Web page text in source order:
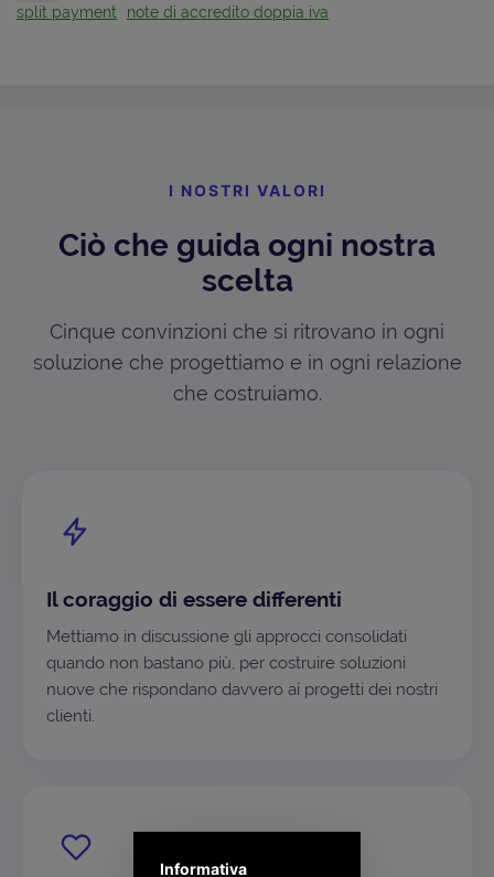
split payment
note di accredito doppia iva
I NOSTRI VALORI
Ciò che guida ogni nostra
scelta
Cinque convinzioni che si ritrovano in ogni
soluzione che progettiamo e in ogni relazione
che costruiamo.
Il coraggio di essere differenti
Mettiamo in discussione gli approcci consolidati
quando non bastano più, per costruire soluzioni
nuove che rispondano davvero ai progetti dei nostri
clienti.
Informativa